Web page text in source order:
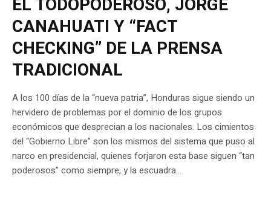
EL TODOPODEROSO, JORGE
CANAHUATI Y “FACT
CHECKING” DE LA PRENSA
TRADICIONAL
A los 100 días de la “nueva patria”, Honduras sigue siendo un
hervidero de problemas por el dominio de los grupos
económicos que desprecian a los nacionales. Los cimientos
del “Gobierno Libre” son los mismos del sistema que puso al
narco en presidencial, quienes forjaron esta base siguen “tan
poderosos” como siempre, y la escuadra...